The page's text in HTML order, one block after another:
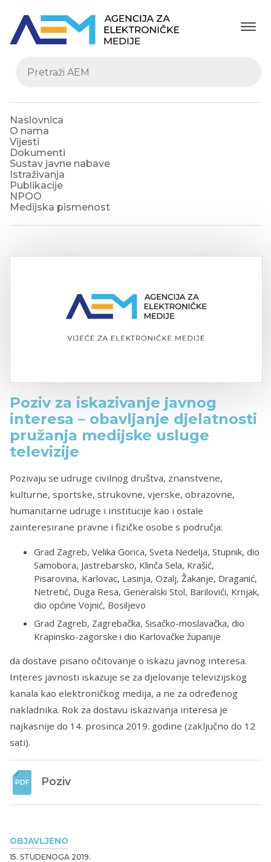
Naslovnica
O nama
Vijesti
Dokumenti
Sustav javne nabave
Istraživanja
Publikacije
NPOO
Medijska pismenost
OBJAVLJENO
15. STUDENOGA 2019.
Poziv za iskazivanje javnog
interesa – obavljanje djelatnosti
pružanja medijske usluge
televizije
Pozivaju se udruge civilnog društva, znanstvene,
kulturne, sportske, strukovne, vjerske, obrazovne,
humanitarne udruge i institucije kao i ostale
zainteresirane pravne i fizičke osobe s područja:
Grad Zagreb, Velika Gorica, Sveta Nedelja, Stupnik, dio
Samobora, Jastrebarsko, Klinča Sela, Krašić,
Pisarovina, Karlovac, Lasinja, Ozalj, Žakanje, Draganić,
Netretić, Duga Resa, Generalski Stol, Barilovići, Krnjak,
dio općine Vojnić, Bosiljevo
Grad Zagreb, Zagrebačka, Sisačko-moslavačka, dio
Krapinsko-zagorske i dio Karlovačke županije
da dostave pisano očitovanje o iskazu javnog interesa.
Interes javnosti iskazuje se za djelovanje televizijskog
kanala kao elektroničkog medija, a ne za određenog
nakladnika. Rok za dostavu iskazivanja interesa je
najkasnije do 14. prosinca 2019. godine (zaključno do 12
sati).
Poziv